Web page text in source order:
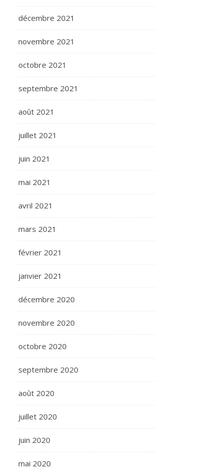
décembre 2021
novembre 2021
octobre 2021
septembre 2021
août 2021
juillet 2021
juin 2021
mai 2021
avril 2021
mars 2021
février 2021
janvier 2021
décembre 2020
novembre 2020
octobre 2020
septembre 2020
août 2020
juillet 2020
juin 2020
mai 2020